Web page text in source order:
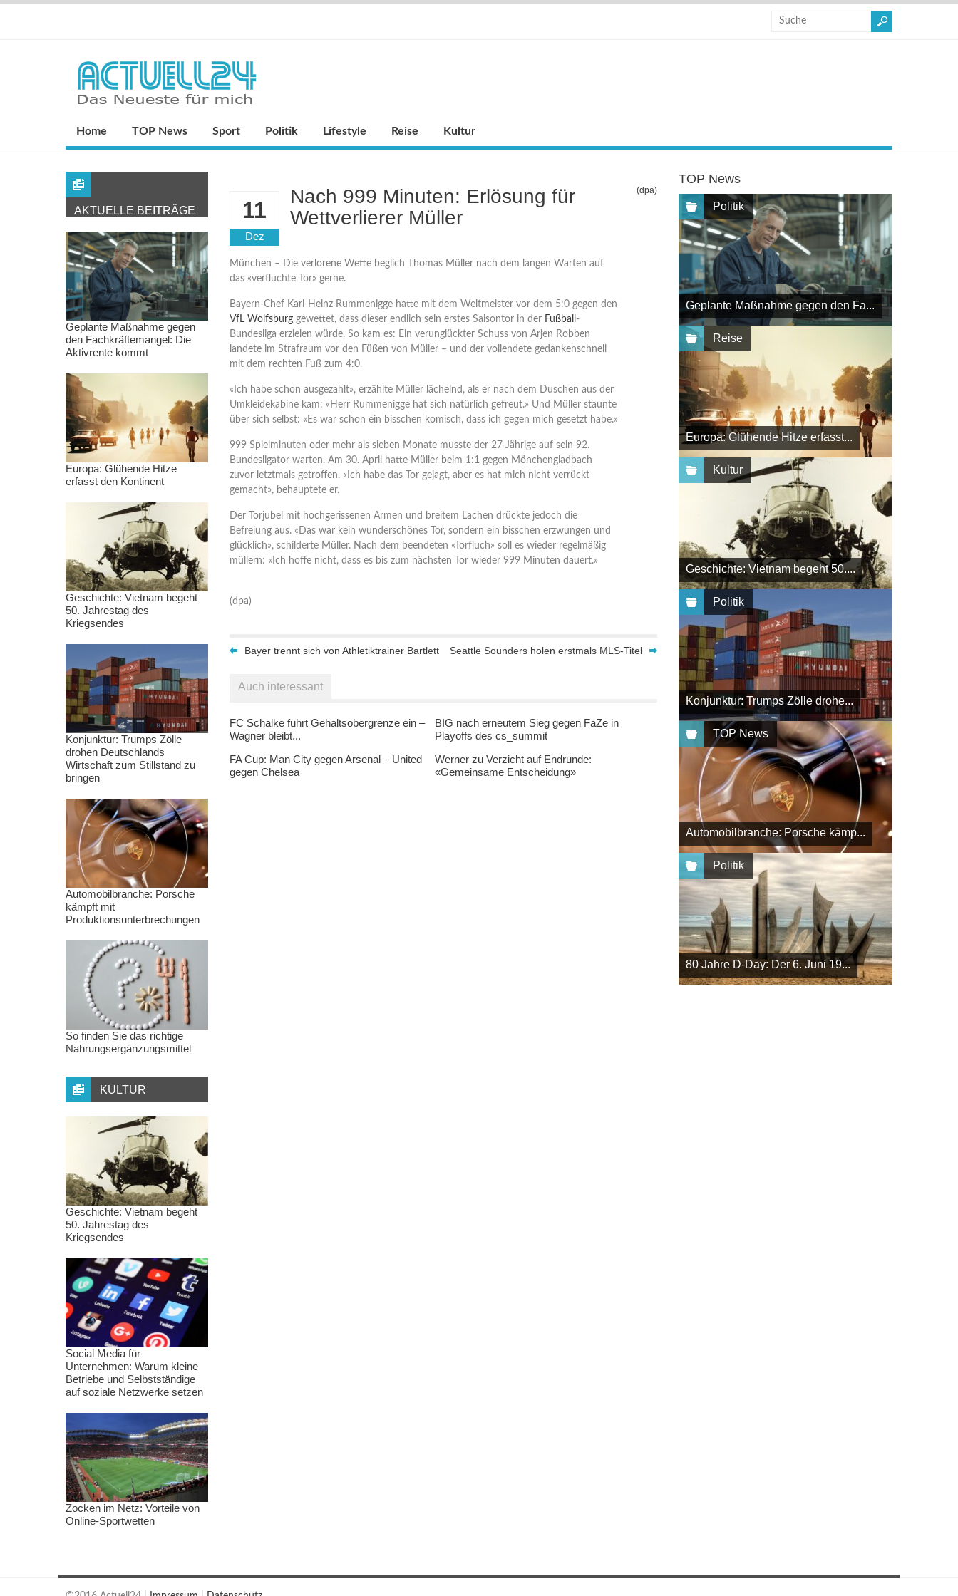
Home TOP News Sport Politik Lifestyle Reise Kultur
11
Dez
Nach 999 Minuten: Erlösung für
Wettverlierer Müller
(dpa)
München – Die verlorene Wette beglich Thomas Müller nach dem langen Warten auf
das «verfluchte Tor» gerne.
Bayern-Chef Karl-Heinz Rummenigge hatte mit dem Weltmeister vor dem 5:0 gegen den
VfL Wolfsburg gewettet, dass dieser endlich sein erstes Saisontor in der Fußball -
Bundesliga erzielen würde. So kam es: Ein verunglückter Schuss von Arjen Robben
landete im Strafraum vor den Füßen von Müller – und der vollendete gedankenschnell
mit dem rechten Fuß zum 4:0.
«Ich habe schon ausgezahlt», erzählte Müller lächelnd, als er nach dem Duschen aus der
Umkleidekabine kam: «Herr Rummenigge hat sich natürlich gefreut.» Und Müller staunte
über sich selbst: «Es war schon ein bisschen komisch, dass ich gegen mich gesetzt habe.»
999 Spielminuten oder mehr als sieben Monate musste der 27-Jährige auf sein 92.
Bundesligator warten. Am 30. April hatte Müller beim 1:1 gegen Mönchengladbach
zuvor letztmals getroffen. «Ich habe das Tor gejagt, aber es hat mich nicht verrückt
gemacht», behauptete er.
Der Torjubel mit hochgerissenen Armen und breitem Lachen drückte jedoch die
Befreiung aus. «Das war kein wunderschönes Tor, sondern ein bisschen erzwungen und
glücklich», schilderte Müller. Nach dem beendeten «Torfluch» soll es wieder regelmäßig
müllern: «Ich hoffe nicht, dass es bis zum nächsten Tor wieder 999 Minuten dauert.»
(dpa)
Bayer trennt sich von Athletiktrainer Bartlett Seattle Sounders holen erstmals MLS-Titel
Auch interessant
FC Schalke führt Gehaltsobergrenze ein –
Wagner bleibt...
BIG nach erneutem Sieg gegen FaZe in
Playoffs des cs_summit
FA Cup: Man City gegen Arsenal – United
gegen Chelsea
Werner zu Verzicht auf Endrunde:
«Gemeinsame Entscheidung»
TOP News
Politik
Geplante Maßnahme gegen den Fa...
Reise
Europa: Glühende Hitze erfasst...
Kultur
Geschichte: Vietnam begeht 50....
Politik
Konjunktur: Trumps Zölle drohe...
TOP News
Automobilbranche: Porsche kämp...
Politik
80 Jahre D-Day: Der 6. Juni 19...
AKTUELLE BEITRÄGE
Geplante Maßnahme gegen
den Fachkräftemangel: Die
Aktivrente kommt
Europa: Glühende Hitze
erfasst den Kontinent
Geschichte: Vietnam begeht
50. Jahrestag des
Kriegsendes
Konjunktur: Trumps Zölle
drohen Deutschlands
Wirtschaft zum Stillstand zu
bringen
Automobilbranche: Porsche
kämpft mit
Produktionsunterbrechungen
So finden Sie das richtige
Nahrungsergänzungsmittel
KULTUR
Geschichte: Vietnam begeht
50. Jahrestag des
Kriegsendes
Social Media für
Unternehmen: Warum kleine
Betriebe und Selbstständige
auf soziale Netzwerke setzen
Zocken im Netz: Vorteile von
Online-Sportwetten